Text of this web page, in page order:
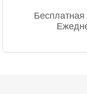
Бесплатная